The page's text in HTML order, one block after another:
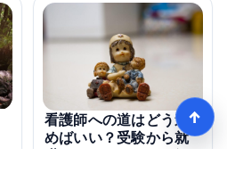
看護師への道はどう進
めばいい？受験から就
職までのポイントを解
↑